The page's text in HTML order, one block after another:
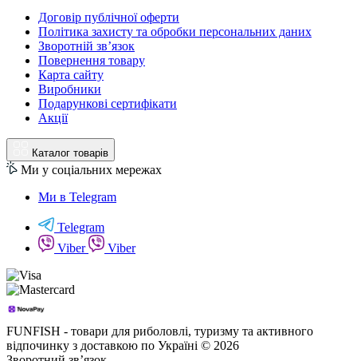
Договір публічної оферти
Політика захисту та обробки персональних даних
Зворотній зв’язок
Повернення товару
Карта сайту
Виробники
Подарункові сертифікати
Акції
Каталог товарів
Ми у соціальних мережах
Ми в Telegram
Telegram
Viber
Viber
FUNFISH - товари для риболовлі, туризму та активного
відпочинку з доставкою по Україні © 2026